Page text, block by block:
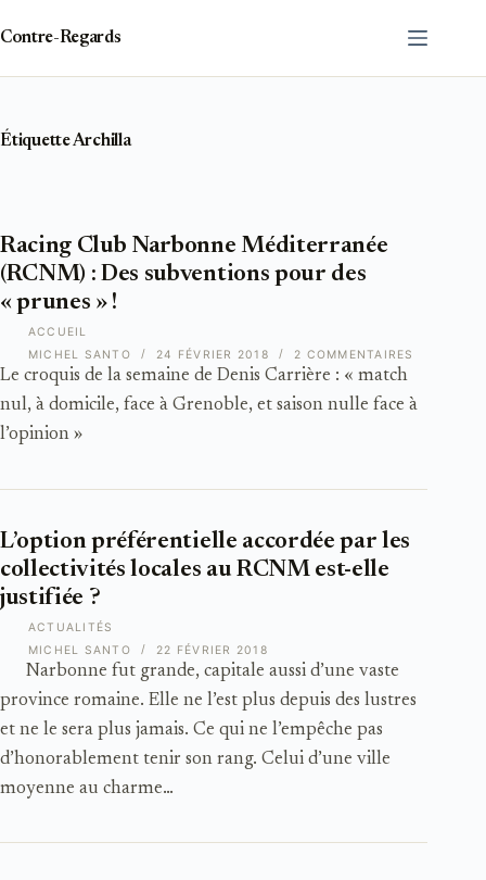
contenu
Contre-Regards
ÉtiquetteArchilla
ACCUEIL
Racing Club Narbonne Méditerranée
(RCNM) : Des subventions pour des
« prunes » !
Le croquis de la semaine de Denis Carrière : « match
nul, à domicile, face à Grenoble, et saison nulle face à
l’opinion »
MICHEL SANTO 24 FÉVRIER 2018 2 COMMENTAIRES
ACTUALITÉS
L’option préférentielle accordée par les
collectivités locales au RCNM est-elle
justifiée ?
Narbonne fut grande, capitale aussi d’une vaste
province romaine. Elle ne l’est plus depuis des lustres
et ne le sera plus jamais. Ce qui ne l’empêche pas
d’honorablement tenir son rang. Celui d’une ville
moyenne au charme…
MICHEL SANTO 22 FÉVRIER 2018